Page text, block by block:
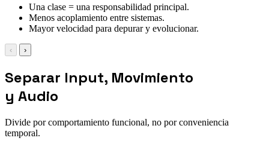
Una clase = una responsabilidad principal.
Menos acoplamiento entre sistemas.
Mayor velocidad para depurar y evolucionar.
‹ ›
Separar Input, Movimiento
y Audio
Divide por comportamiento funcional, no por conveniencia
temporal.